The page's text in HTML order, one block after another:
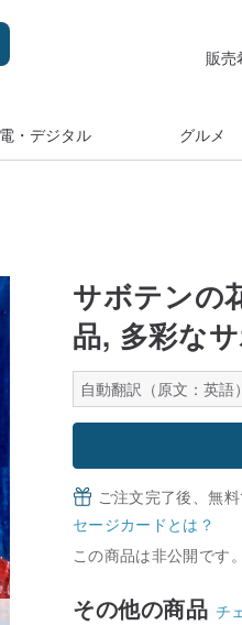
販売
・デジタル グルメ
サボテンの
品, 多彩な
自動翻訳（原文：英語）
ご注文完了後、無
セージカードとは？
この商品は非公開です
その他の商品 チ